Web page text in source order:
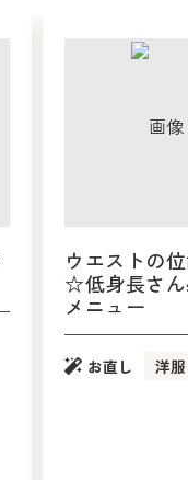
ウエストの
☆低身長さ
メニュー
お直し 洋服